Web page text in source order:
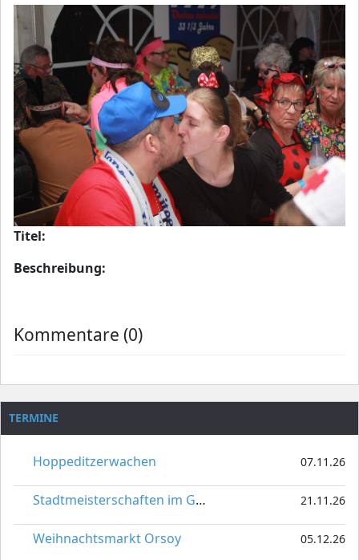
Titel:
Beschreibung:
Kommentare (0)
TERMINE
Hoppeditzerwachen 07.11.26
Stadtmeisterschaften im Gardetanz 21.11.26
Weihnachtsmarkt Orsoy 05.12.26